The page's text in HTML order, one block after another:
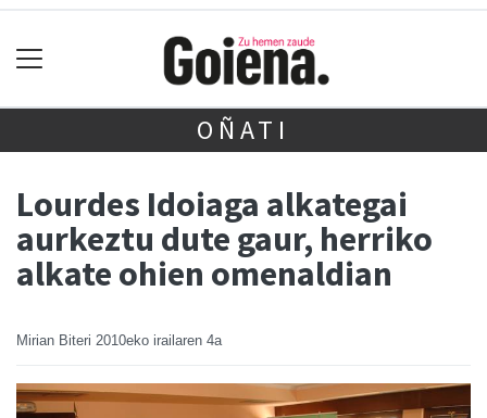
OÑATI
Lourdes Idoiaga alkategai
aurkeztu dute gaur, herriko
alkate ohien omenaldian
Mirian Biteri 2010eko irailaren 4a